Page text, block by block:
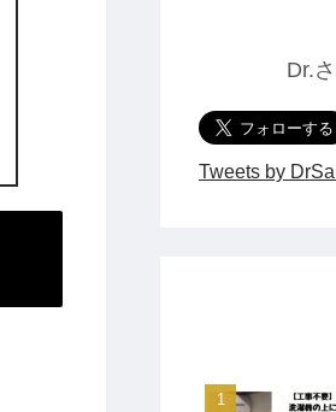
Dr.
Tweets by